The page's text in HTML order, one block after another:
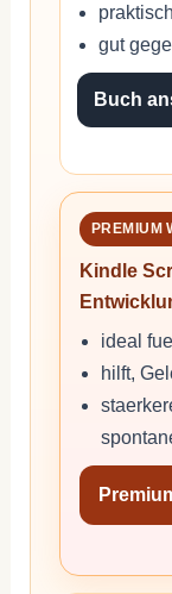
gut
Buch
PREMIUM
Kindle
ideal
hilft,